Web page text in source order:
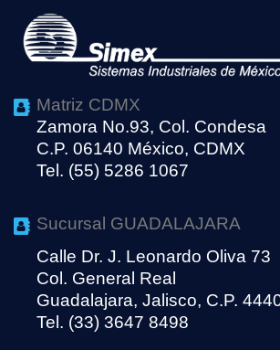
Matriz CDMX
Zamora No.93, Col. Condesa
C.P. 06140 México, CDMX
Tel. (55) 5286 1067
Sucursal GUADALAJARA
Calle Dr. J. Leonardo Oliva 73
Col. General Real
Guadalajara, Jalisco, C.P.
Tel. (33) 3647 8498